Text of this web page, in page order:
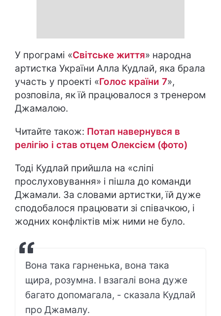
У програмі «Світське життя» народна
артистка України Алла Кудлай, яка брала
участь у проекті «Голос країни 7»,
розповіла, як їй працювалося з тренером
Джамалою.
Читайте також: Потап навернувся в
релігію і став отцем Олексієм (фото)
Тоді Кудлай прийшла на «сліпі
прослуховування» і пішла до команди
Джамали. За словами артистки, їй дуже
сподобалося працювати зі співачкою, і
жодних конфліктів між ними не було.
Вона така гарненька, вона така
щира, розумна. І взагалі вона дуже
багато допомагала, - сказала Кудлай
про Джамалу.